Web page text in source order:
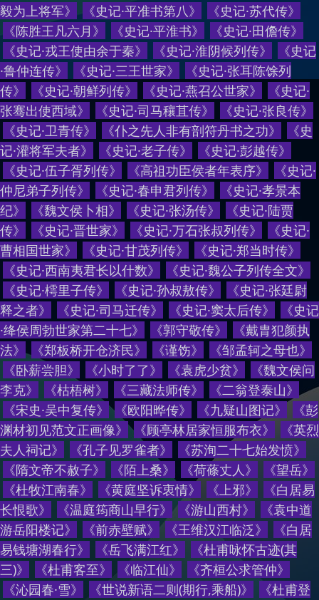
毅为上将军》 《史记·平准书第八》 《史记·苏代传》
《陈胜王凡六月 》 《史记·平淮书》 《史记·田儋传》
《史记·戎王使由余于秦》 《史记·淮阴候列传》 《史记
·鲁仲连传》 《史记·三王世家》 《史记·张耳陈馀列
传》 《史记·朝鲜列传》 《史记·燕召公世家》 《史记·
张骞出使西域》 《史记·司马穰苴传》 《史记·张良传》
《史记·卫青传》 《仆之先人非有剖符丹书之功》 《史
记·灌将军夫者》 《史记·老子传》 《史记·彭越传》
《史记·伍子胥列传》 《高祖功臣侯者年表序》 《史记·
仲尼弟子列传》 《史记·春申君列传》 《史记·孝景本
纪》 《魏文侯卜相》 《史记·张汤传》 《史记·陆贾
传》 《史记·晋世家》 《史记·万石张叔列传》 《史记·
曹相国世家》 《史记·甘茂列传》 《史记·郑当时传》
《史记·西南夷君长以什数》 《史记·魏公子列传全文》
《史记·樗里子传》 《史记·孙叔敖传》 《史记·张廷尉
释之者》 《史记·司马迁传》 《史记·窦太后传》 《史记
·绛侯周勃世家第二十七》 《郭守敬传》 《戴胄犯颜执
法》 《郑板桥开仓济民》 《谨饬》 《邹孟轲之母也》
《卧薪尝胆》 《小时了了》 《袁虎少贫》 《魏文侯问
李克》 《枯梧树》 《三藏法师传》 《二翁登泰山》
《宋史·吴中复传》 《欧阳晔传》 《九疑山图记》 《彭
渊材初见范文正画像》 《顾亭林居家恒服布衣》 《英烈
夫人祠记》 《孔子见罗雀者》 《苏洵二十七始发愤》
《隋文帝不赦子》 《陌上桑》 《荷蓧丈人》 《望岳》
《杜牧江南春》 《黄庭坚诉衷情》 《上邪》 《白居易
长恨歌》 《温庭筠商山早行》 《游山西村》 《袁中道
游岳阳楼记》 《前赤壁赋》 《王维汉江临泛》 《白居
易钱塘湖春行》 《岳飞满江红》 《杜甫咏怀古迹(其
三)》 《杜甫客至》 《临江仙》 《齐桓公求管仲》
《沁园春·雪》 《世说新语二则(期行,乘船)》 《杜甫登